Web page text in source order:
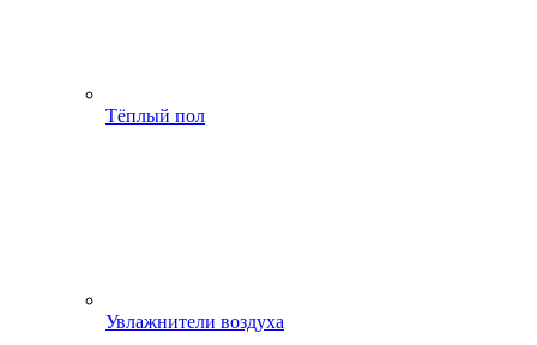
Тёплый пол
Увлажнители воздуха